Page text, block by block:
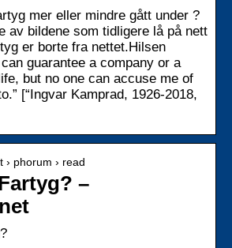
mer eller mindre gått under ?
av bildene som tidligere lå på nett
er borte fra nettet.Hilsen
guarantee a company or a
but no one can accuse me of
[“Ingvar Kamprad, 1926-2018,
› phorum › read
–